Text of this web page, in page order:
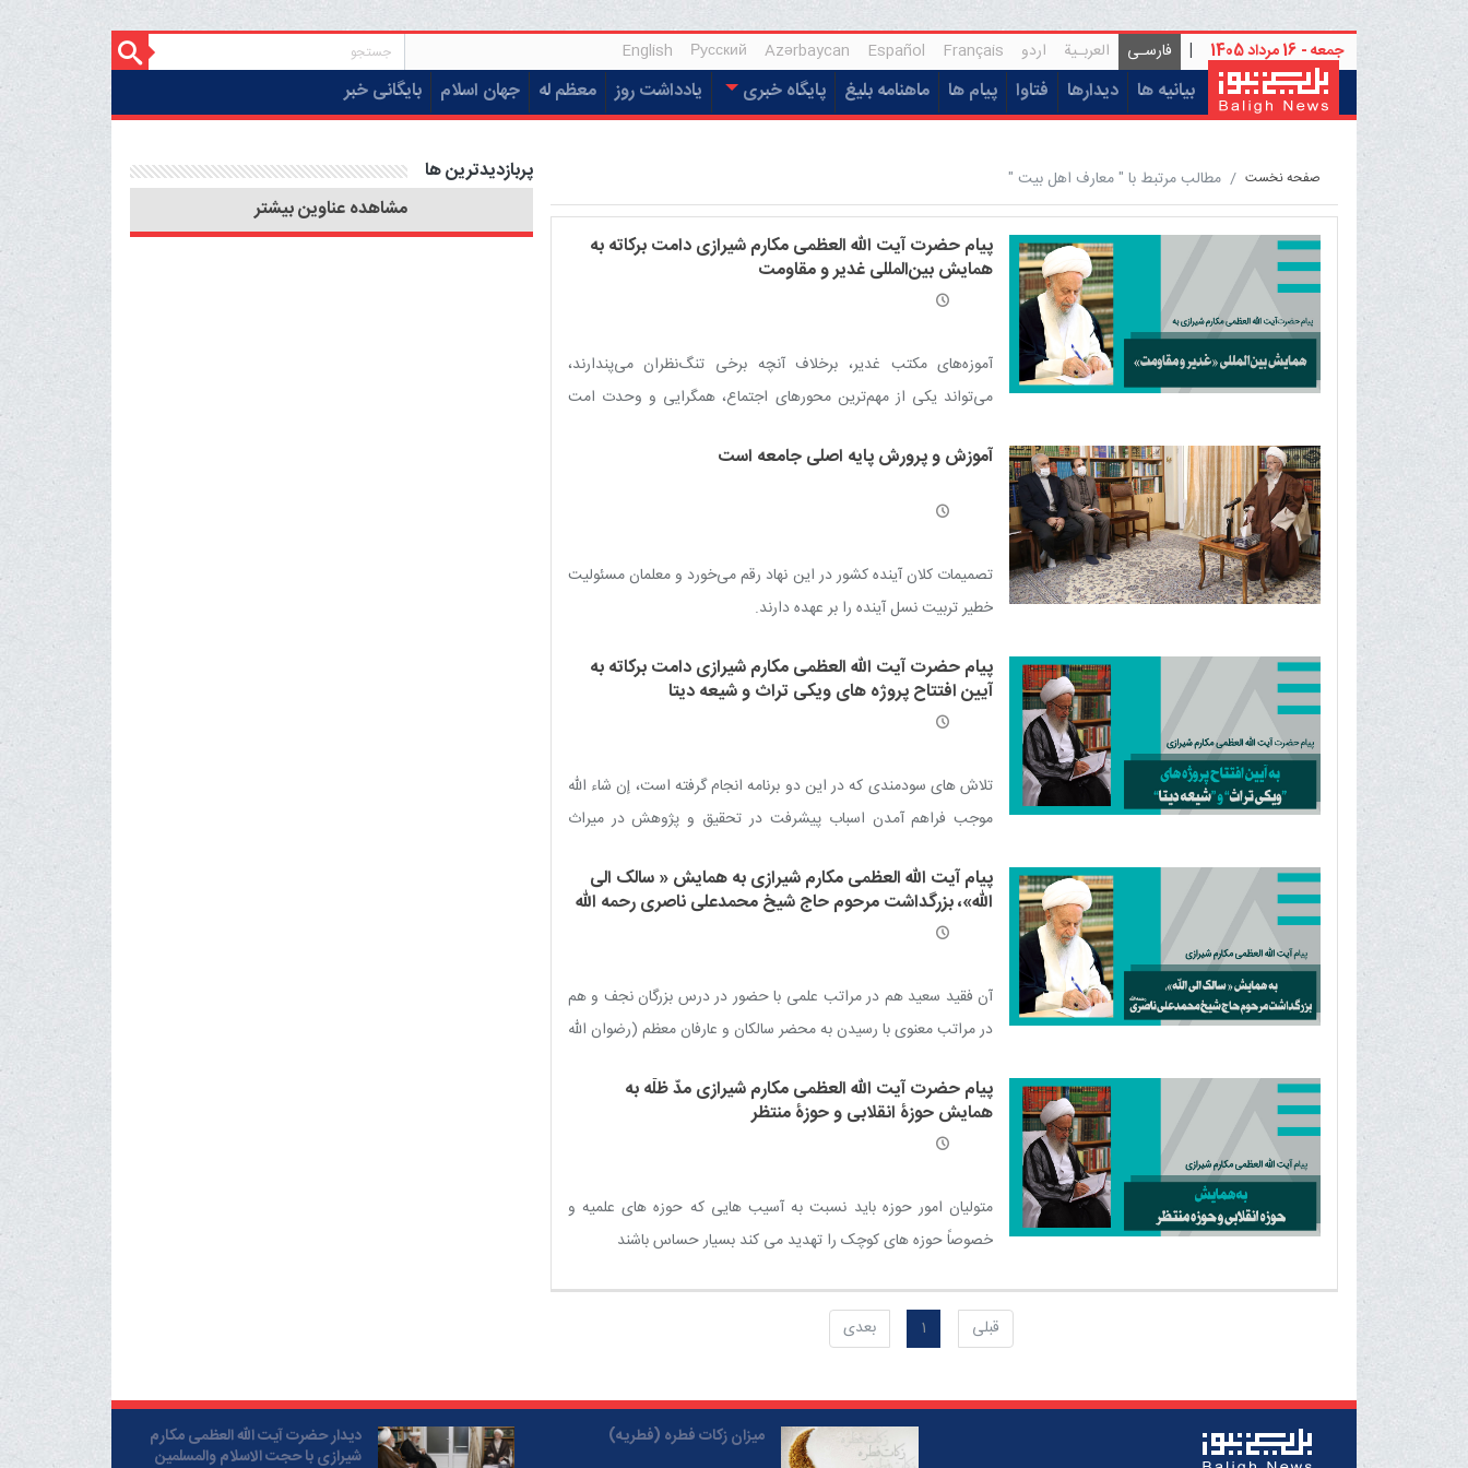
جمعه - 16 مرداد 1405 | فارسـی العربـیة اردو Français
Español
Azərbaycan
Русский
English
بیانیه ها دیدارها فتاوا پیام ها ماهنامه بلیغ پایگاه خبری یادداشت روز معظم له جهان اسلام بایگانی خبر
صفحه نخست مطالب مرتبط با " معارف اهل بیت "
پیام حضرت آیت الله العظمی مکارم شیرازی دامت برکاته به
همایش بین‌المللی غدیر و مقاومت
آموزه‌های مکتب غدیر، برخلاف آنچه برخی تنگ‌نظران می‌پندارند،
می‌تواند یکی از مهم‌ترین محورهای اجتماع، همگرایی و وحدت امت
آموزش و پرورش پایه اصلی جامعه است
تصمیمات کلان آینده کشور در این نهاد رقم می‌خورد و معلمان مسئولیت
خطیر تربیت نسل آینده را بر عهده دارند.
پیام حضرت آیت الله العظمی مکارم شیرازی دامت برکاته به
آیین افتتاح پروژه های ویکی تراث و شیعه دیتا
تلاش های سودمندی که در این دو برنامه انجام گرفته است، إن شاء الله
موجب فراهم آمدن اسباب پیشرفت در تحقیق و پژوهش در میراث
پیام آیت الله العظمی مکارم شیرازی به همایش « سالک الی
الله»، بزرگداشت مرحوم حاج شیخ محمدعلی ناصری رحمه الله
آن فقید سعید هم در مراتب علمی با حضور در درس بزرگان نجف و هم
در مراتب معنوی با رسیدن به محضر سالکان و عارفان معظم (رضوان الله
پیام حضرت آیت الله العظمی مکارم شیرازی مدّ ظلّه به
همایش حوزۀ انقلابی و حوزۀ منتظر
متولیان امور حوزه باید نسبت به آسیب هایی که حوزه های علمیه و
خصوصاً حوزه های کوچک را تهدید می کند بسیار حساس باشند
قبلی 1 بعدی
پربازدیدترین ها
مشاهده عناوین بیشتر
میزان زکات فطره (فطریه) دیدار حضرت آیت الله العظمی مکارم
شیرازی با حجت الاسلام والمسلمین